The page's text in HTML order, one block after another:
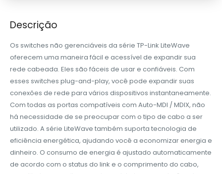
Descrição
Os switches não gerenciáveis da série TP-Link LiteWave
oferecem uma maneira fácil e acessível de expandir sua
rede cabeada. Eles são fáceis de usar e confiáveis. Com
esses switches plug-and-play, você pode expandir suas
conexões de rede para vários dispositivos instantaneamente.
Com todas as portas compatíveis com Auto-MDI / MDIX, não
há necessidade de se preocupar com o tipo de cabo a ser
utilizado. A série LiteWave também suporta tecnologia de
eficiência energética, ajudando você a economizar energia e
dinheiro. O consumo de energia é ajustado automaticamente
de acordo com o status do link e o comprimento do cabo,